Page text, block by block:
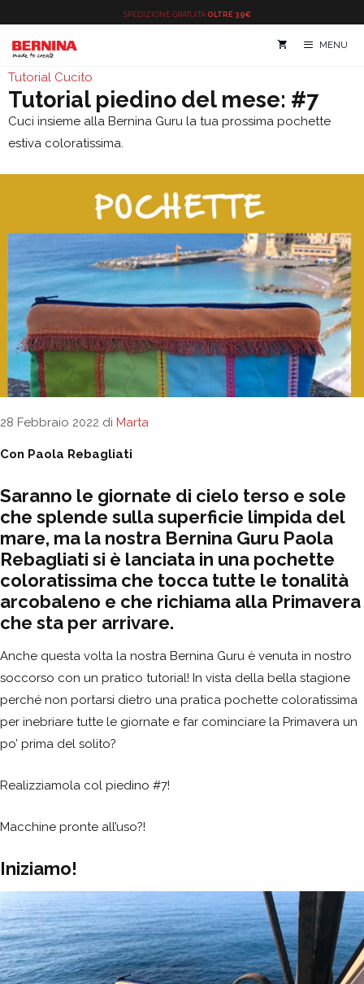
contenuto
SPEDIZIONE GRATUITA OLTRE 39€
MENU
Tutorial Cucito
Tutorial piedino del mese: #7
Cuci insieme alla Bernina Guru la tua prossima pochette
estiva coloratissima.
28 Febbraio 2022 di Marta
Con Paola Rebagliati
Saranno le giornate di cielo terso e sole
che splende sulla superficie limpida del
mare, ma la nostra Bernina Guru Paola
Rebagliati si è lanciata in una pochette
coloratissima che tocca tutte le tonalità
arcobaleno e che richiama alla Primavera
che sta per arrivare.
Anche questa volta la nostra Bernina Guru è venuta in nostro
soccorso con un pratico tutorial! In vista della bella stagione
perché non portarsi dietro una pratica pochette coloratissima
per inebriare tutte le giornate e far cominciare la Primavera un
po’ prima del solito?
Realizziamola col piedino #7!
Macchine pronte all’uso?!
Iniziamo!